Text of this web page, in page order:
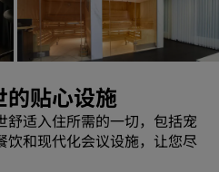
的贴心设施
适入住所需的一切，包括宠
饮和现代化会议设施，让您尽